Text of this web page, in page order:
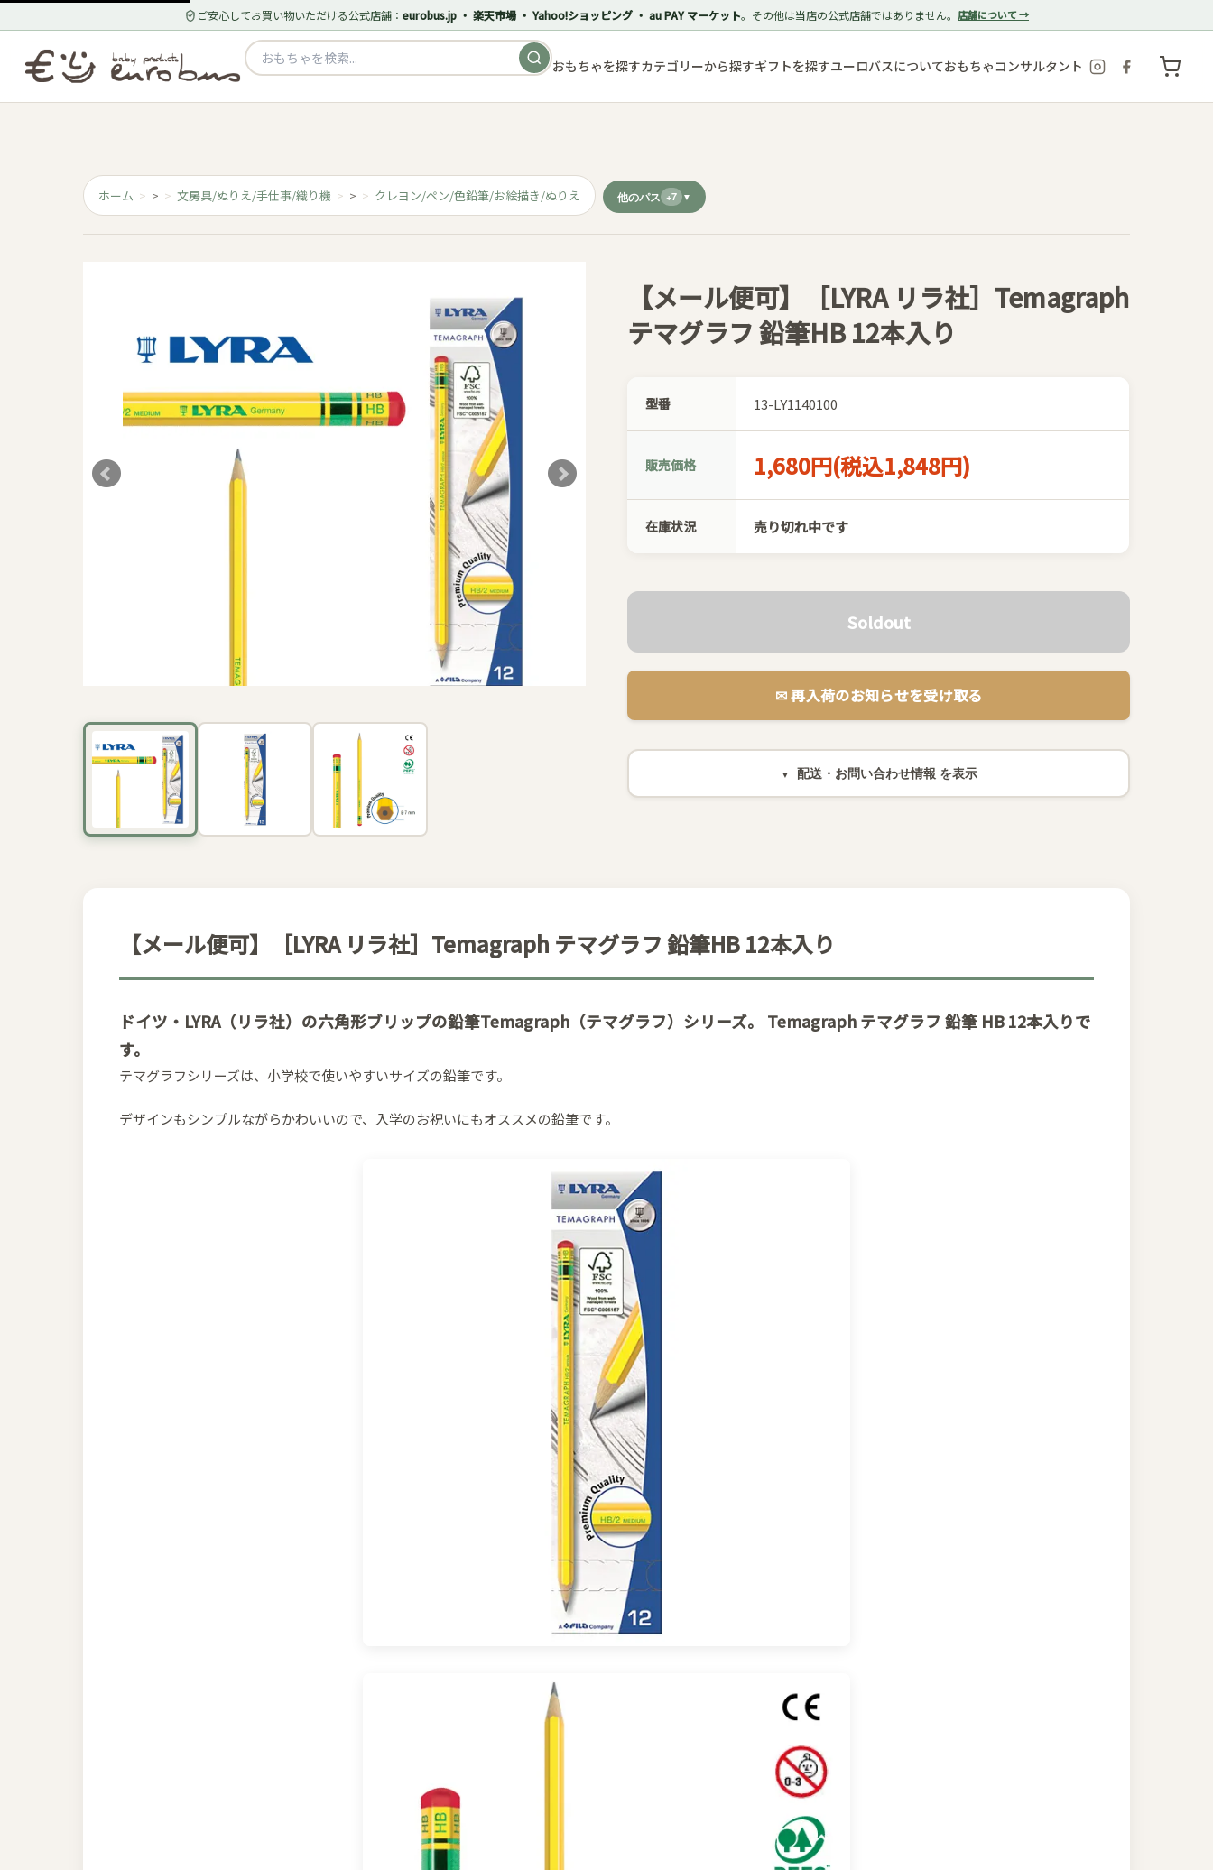
ご安心してお買い物いただける公式店舗： eurobus.jp ・ 楽天市場 ・ Yahoo!ショッピング ・ au PAY マーケット。その他は当店の公式店舗ではありません。 店舗について →
おもちゃを探すカテゴリーから探すギフトを探すユーロバスについておもちゃコンサルタント
ホーム > 文房具/ぬりえ/手仕事/織り機 > クレヨン/ペン/色鉛筆/お絵描き/ぬりえ 他のパス +7
【メール便可】［LYRA リラ社］Temagraph
テマグラフ 鉛筆HB 12本入り
型番 13-LY1140100
販売価格 1,680円(税込1,848円)
在庫状況 売り切れ中です
Soldout
✉︎ 再入荷のお知らせを受け取る
配送・お問い合わせ情報
【メール便可】［LYRA リラ社］Temagraph テマグラフ 鉛筆HB 12本入り
ドイツ・LYRA（リラ社）の六角形ブリップの鉛筆Temagraph（テマグラフ）シリーズ。 Temagraph テマグラフ 鉛筆 HB 12本入りで
す。
テマグラフシリーズは、小学校で使いやすいサイズの鉛筆です。
デザインもシンプルながらかわいいので、入学のお祝いにもオススメの鉛筆です。